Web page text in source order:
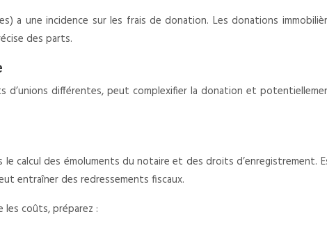
a une incidence sur les frais de donation. Les donations
des parts.
d’unions différentes, peut complexifier la donation et
calcul des émoluments du notaire et des droits d’enregistrement.
entraîner des redressements fiscaux.
coûts, préparez :